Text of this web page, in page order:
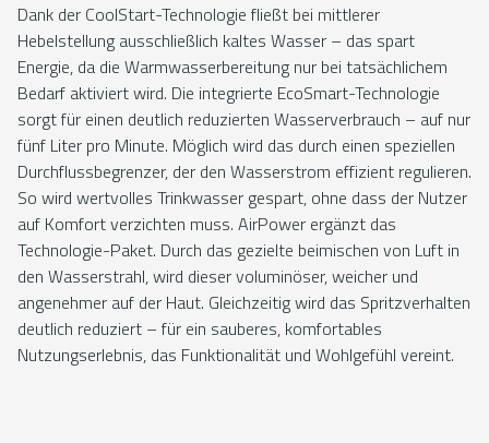
Dank der CoolStart-Technologie fließt bei mittlerer
Hebelstellung ausschließlich kaltes Wasser – das spart
Energie, da die Warmwasserbereitung nur bei tatsächlichem
Bedarf aktiviert wird. Die integrierte EcoSmart-Technologie
sorgt für einen deutlich reduzierten Wasserverbrauch – auf nur
fünf Liter pro Minute. Möglich wird das durch einen speziellen
Durchflussbegrenzer, der den Wasserstrom effizient regulieren.
So wird wertvolles Trinkwasser gespart, ohne dass der Nutzer
auf Komfort verzichten muss. AirPower ergänzt das
Technologie-Paket. Durch das gezielte beimischen von Luft in
den Wasserstrahl, wird dieser voluminöser, weicher und
angenehmer auf der Haut. Gleichzeitig wird das Spritzverhalten
deutlich reduziert – für ein sauberes, komfortables
Nutzungserlebnis, das Funktionalität und Wohlgefühl vereint.